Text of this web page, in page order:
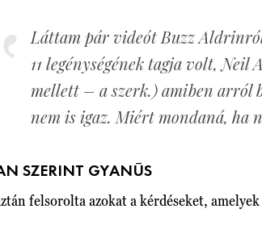
Láttam pár videót Buzz
11 legénységének tagja volt, Neil
mellett – a szerk.)amiben arról
nem is igaz. Miért mondaná, ha
SZERINT GYANÚS
felsorolta azokat a kérdéseket,